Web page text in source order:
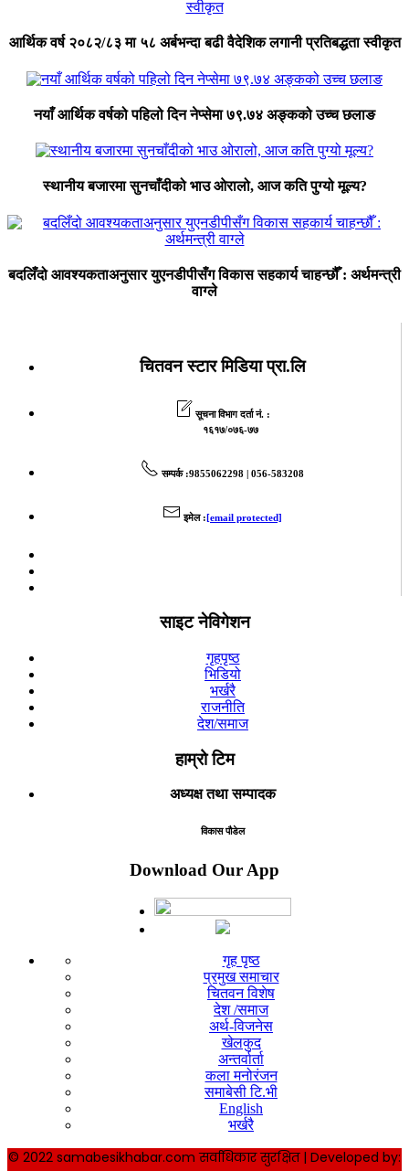
आर्थिक वर्ष २०८२/८३ मा ५८ अर्बभन्दा बढी वैदेशिक लगानी प्रतिबद्धता स्वीकृत
नयाँ आर्थिक वर्षको पहिलो दिन नेप्सेमा ७९.७४ अङ्कको उच्च छलाङ
स्थानीय बजारमा सुनचाँदीको भाउ ओरालो, आज कति पुग्यो मूल्य?
बदलिँदो आवश्यकताअनुसार युएनडीपीसँग विकास सहकार्य चाहन्छौँ : अर्थमन्त्री
वाग्ले
चितवन स्टार मिडिया प्रा.लि
सूचना विभाग दर्ता नं. :
१६१७/०७६-७७
सम्पर्क:9855062298 | 056-583208
इमेल:[email protected]
साइट नेविगेशन
गृहपृष्ठ
भिडियो
भर्खरै
राजनीति
देश/समाज
हाम्रो टिम
अध्यक्ष तथा सम्पादक
विकास पौडेल
Download Our App
गृह पृष्ठ
प्रमुख समाचार
चितवन विशेष
देश /समाज
अर्थ-विजनेस
खेलकुद
अन्तर्वार्ता
कला मनोरंजन
समाबेसी टि.भी
English
भर्खरै
© 2022 samabesikhabar.com सर्वाधिकार सुरक्षित | Developed by: